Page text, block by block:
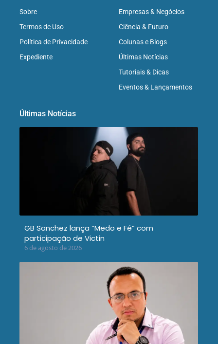
Sobre
Termos de Uso
Política de Privacidade
Expediente
Empresas & Negócios
Ciência & Futuro
Colunas e Blogs
Últimas Notícias
Tutoriais & Dicas
Eventos & Lançamentos
Últimas Notícias
GB Sanchez lança “Medo e Fé” com
participação de Victin
6 de agosto de 2026